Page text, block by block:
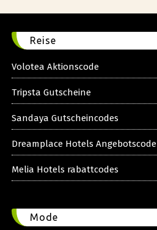
Reise
Volotea Aktionscode
Tripsta Gutscheine
Sandaya Gutscheincodes
Dreamplace Hotels Angebotscode
Melia Hotels rabattcodes
Mode